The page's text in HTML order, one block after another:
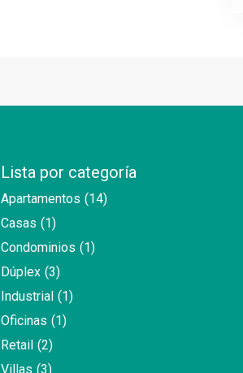
Lista por categoría
Apartamentos (14)
Casas (1)
Condominios (1)
Dúplex (3)
Industrial (1)
Oficinas (1)
Retail (2)
Villas (3)